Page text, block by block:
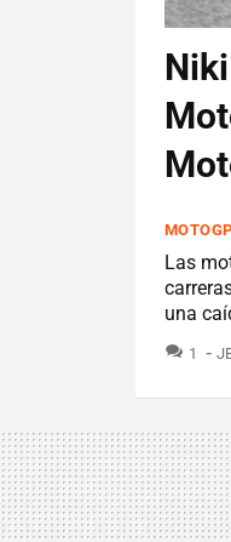
MOTOGP
Las
una
1